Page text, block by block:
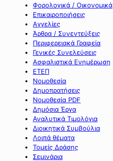
Φορολογικά / Οικονομικά
Επικαιροποιήσεις
Αγγελίες
Άρθρα / Συνεντεύξεις
Περιφερειακά Γραφεία
Γενικές Συνελεύσεις
Ασφαλιστικά Ενημέρωση
ΕΤΕΠ
Νομοθεσία
Δημοπρατήσεις
Νομοθεσία PDF
Δημόσια Έργα
Αναλυτικά Τιμολόγια
Διοικητικά Συμβούλια
Λοιπά θέματα
Τομείς Δράσης
Σεμινάρια